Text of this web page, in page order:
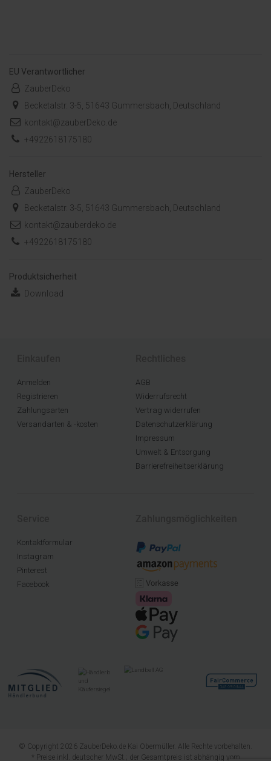
EU Verantwortlicher
ZauberDeko
Becketalstr. 3-5, 51643 Gummersbach, Deutschland
kontakt@zauberDeko.de
+4922618175180
Hersteller
ZauberDeko
Becketalstr. 3-5, 51643 Gummersbach, Deutschland
kontakt@zauberdeko.de
+4922618175180
Produktsicherheit
Download
Anmelden
Registrieren
Zahlungsarten
Versandarten & -kosten
AGB
Widerrufsrecht
Vertrag widerrufen
Datenschutzerklärung
Impressum
Umwelt & Entsorgung
Barrierefreiheitserklärung
Kontaktformular
Instagram
Pinterest
Facebook
© Copyright 2026 ZauberDeko.de Kai Obermüller. Alle Rechte vorbehalten.
* Preise inkl. deutscher MwSt.; der Gesamtpreis ist abhängig vom